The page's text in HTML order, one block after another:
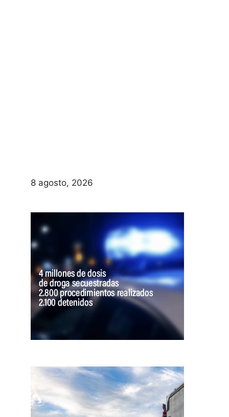
8 agosto, 2026